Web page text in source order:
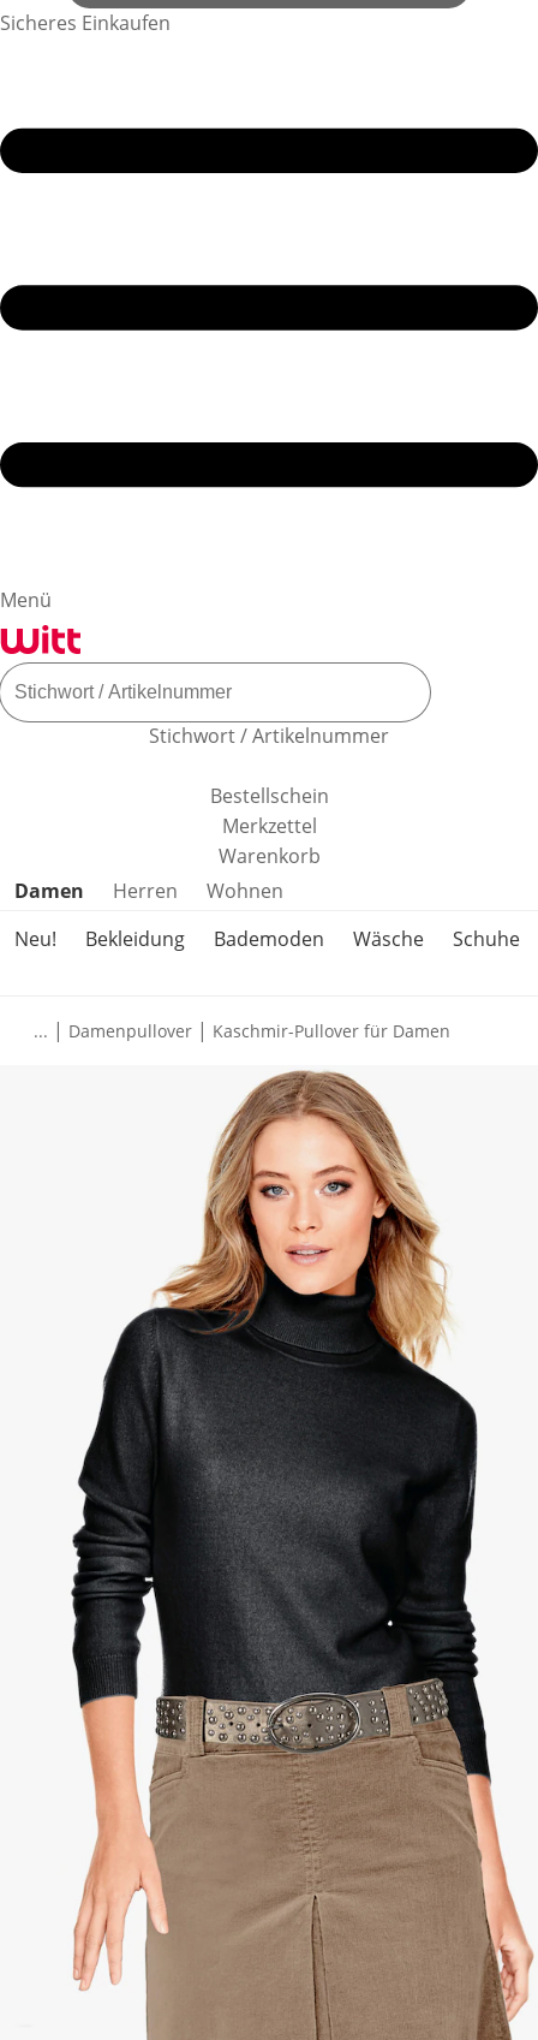
Sicheres Einkaufen
Menü
Stichwort / Artikelnummer
Bestellschein
Merkzettel
Warenkorb
Produktkategorien überspringen
Damen Herren
Wohnen
Neu!
Bekleidung Bademoden Wäsche Schuhe
... | Damenpullover | Kaschmir-Pullover für Damen